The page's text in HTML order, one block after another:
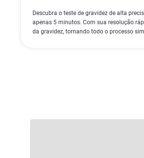
Descubra o teste de gravidez de alta
apenas 5 minutos. Com sua resolução
da gravidez, tornando todo o processo